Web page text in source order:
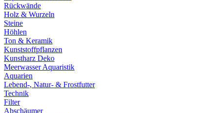
Rückwände
Holz & Wurzeln
Steine
Höhlen
Ton & Keramik
Kunststoffpflanzen
Kunstharz Deko
Meerwasser Aquaristik
Aquarien
Lebend-, Natur- & Frostfutter
Technik
Filter
Abschäumer